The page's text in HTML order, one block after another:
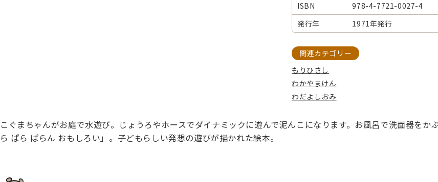
ISBN
978-4-7721-0027-4
発行年
1971年発行
関連カテゴリー
もりひさし
わかやまけん
わだよしおみ
こぐまちゃんがお庭で水遊び。じょうろやホースでダイナミックに遊んで泥んこになります。お風呂で洗面器をか
ら ぱら ぱらん おもしろい」。子どもらしい発想の遊びが描かれた絵本。